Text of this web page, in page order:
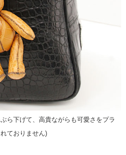
ら下げて、高貴ながらも可愛さをプラ
ておりません)